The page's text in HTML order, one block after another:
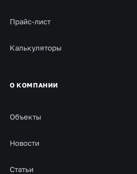
Прайс-лист
Калькуляторы
О КОМПАНИИ
Объекты
Новости
Статьи